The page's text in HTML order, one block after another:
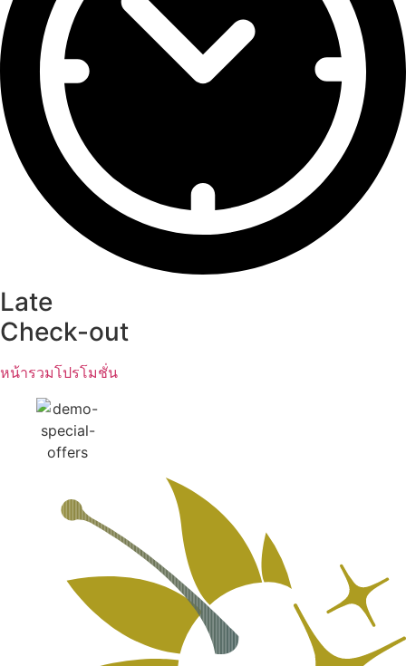
Late
Check-out
หน้ารวมโปรโมชั่น